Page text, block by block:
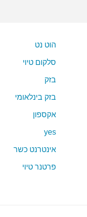
הוט נט
סלקום טיוי
בזק
בזק בינלאומי
אקספון
yes
אינטרנט כשר
פרטנר טיוי